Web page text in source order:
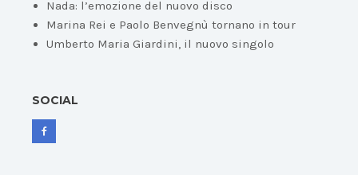
Nada: l’emozione del nuovo disco
Marina Rei e Paolo Benvegnù tornano in tour
Umberto Maria Giardini, il nuovo singolo
SOCIAL